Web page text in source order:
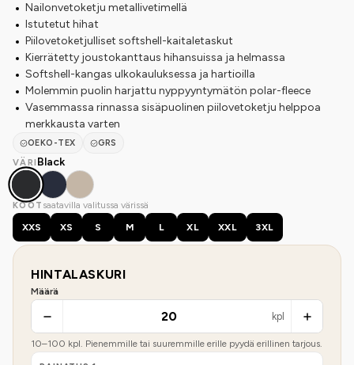
Nailonvetoketju metallivetimellä
Istutetut hihat
Piilovetoketjulliset softshell-kaitaletaskut
Kierrätetty joustokanttaus hihansuissa ja helmassa
Softshell-kangas ulkokauluksessa ja hartioilla
Molemmin puolin harjattu nyppyyntymätön polar-fleece
Vasemmassa rinnassa sisäpuolinen piilovetoketju helppoa
merkkausta varten
OEKO-TEX
GRS
VÄRI Black
KOOT saatavilla valitussa värissä
XXS
XS S M L XL XXL 3XL
HINTALASKURI
Määrä
kpl
10–100 kpl. Pienemmille tai suuremmille erille pyydä erillinen tarjous.